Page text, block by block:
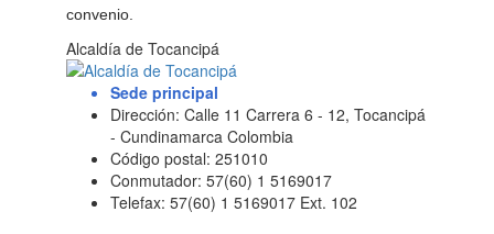
convenio.
Alcaldía de Tocancipá
Sede principal
Dirección: Calle 11 Carrera 6 - 12, Tocancipá
- Cundinamarca Colombia
Código postal: 251010
Conmutador: 57(60) 1 5169017
Telefax: 57(60) 1 5169017 Ext. 102